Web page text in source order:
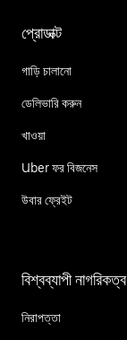
প্রোডাক্ট
গাড়ি চালানো
ডেলিভারি করুন
খাওয়া
Uber ফর বিজনেস
উবার ফ্রেইট
বিশ্বব্যাপী নাগরিকত্ব
নিরাপত্তা